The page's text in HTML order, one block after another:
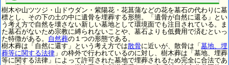
樹木や山ツツジ・山ドウダン・紫陽花・花菖蒲などの花を墓石の代わりに墓
標とし、その下の土の中に遺骨を埋葬する形態。「遺骨が自然に還る」とい
う考え方で自然を壊さない新しい墓地として環境面でも注目されている。ま
た墓石がないため宗教に縛られないことや、墓石よりも低費用で済むといっ
た特徴がある。 自然葬の１つの形態である。
樹木葬は「自然に還す」という考え方では散骨に近いが、散骨は「 墓地、埋
葬等に関する法律 」の枠外で行われているのに対し、樹木葬は「墓地、埋葬
等に関する法律」によって許可された墓地で埋葬されるため完全に合法であ